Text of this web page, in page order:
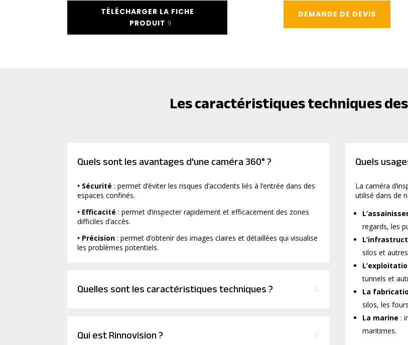
TÉLÉCHARGER LA FICHE
PRODUIT
DEMANDE DE DEVIS
Les caractéristiques techniques
Quels sont les avantages d'une caméra 360° ?
‣ Sécurité : permet d’éviter les risques d’accidents liés à l’entrée dans des
espaces confinés.
‣ Efficacité : permet d’inspecter rapidement et efficacement des zones
difficiles d’accès.
‣ Précision : permet d’obtenir des images claires et détaillées qui visualise
les problèmes potentiels.
Quelles sont les caractéristiques techniques ?
Qui est Rinnovision ?
Quels
La caméra
utilisé dans de
regards, les
silos et
tunnels et
La
silos, les
La marine :
maritimes.